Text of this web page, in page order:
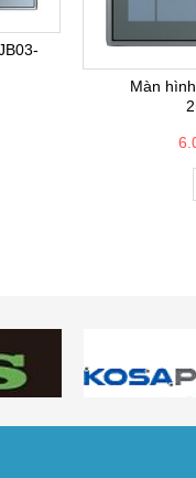
Màn